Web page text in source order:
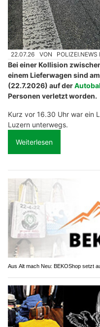
22.07.26 VON POLIZEI.NEWS
Bei einer Kollision
einem Lieferwagen sind
(22.7.2026) auf der
Personen verletzt worden.
Kurz vor 16.30 Uhr war ein
Luzern unterwegs.
Weiterlesen
Aus Alt mach Neu: BEKOShop setzt